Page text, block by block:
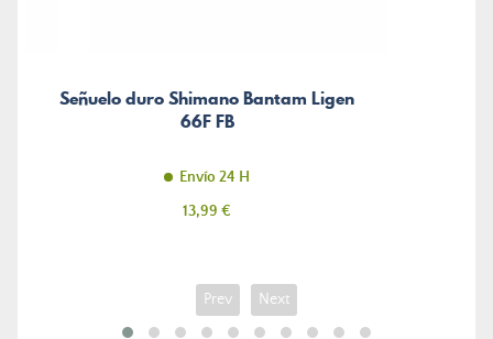
Señuelo duro Shimano Bantam Ligen
66F FB
Envío 24 H
Precio
13,99 €
Prev Next